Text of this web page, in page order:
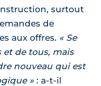
surtout
de
aux offres. « Se
et de tous, mais
nouveau qui est
» : a-t-il